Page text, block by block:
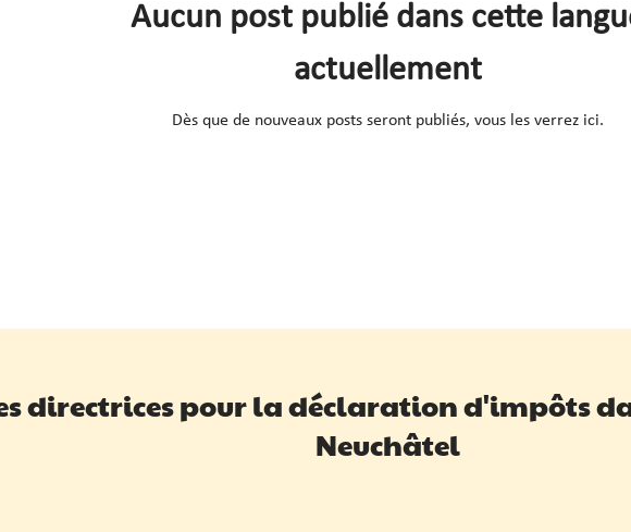
Aucun post publié dans cette
actuellement
Dès que de nouveaux posts seront publiés, vous les verrez ici.
directrices pour la déclaration d'impôts
Neuchâtel